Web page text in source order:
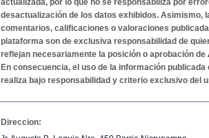
desactualización de los datos exhibidos. Asimismo,
comentarios, calificaciones o valoraciones
plataforma son de exclusiva responsabilidad de
reflejan necesariamente la posición o aprobación de
En consecuencia, el uso de la información
realiza bajo responsabilidad y criterio exclusivo del
Direccion: